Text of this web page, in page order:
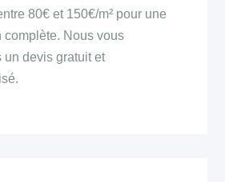
80€ et 150€/m² pour une
complète. Nous vous
un devis gratuit et